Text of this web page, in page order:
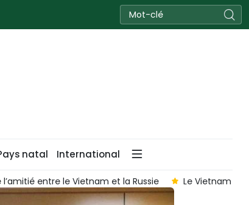
natal International
entre le Vietnam et la Russie Le Vietnam